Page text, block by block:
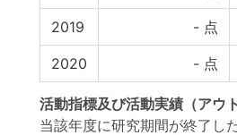
2019 - 点
2020 - 点
活動指標及び活動実績 （アウ
当該年度に研究期間が終了し